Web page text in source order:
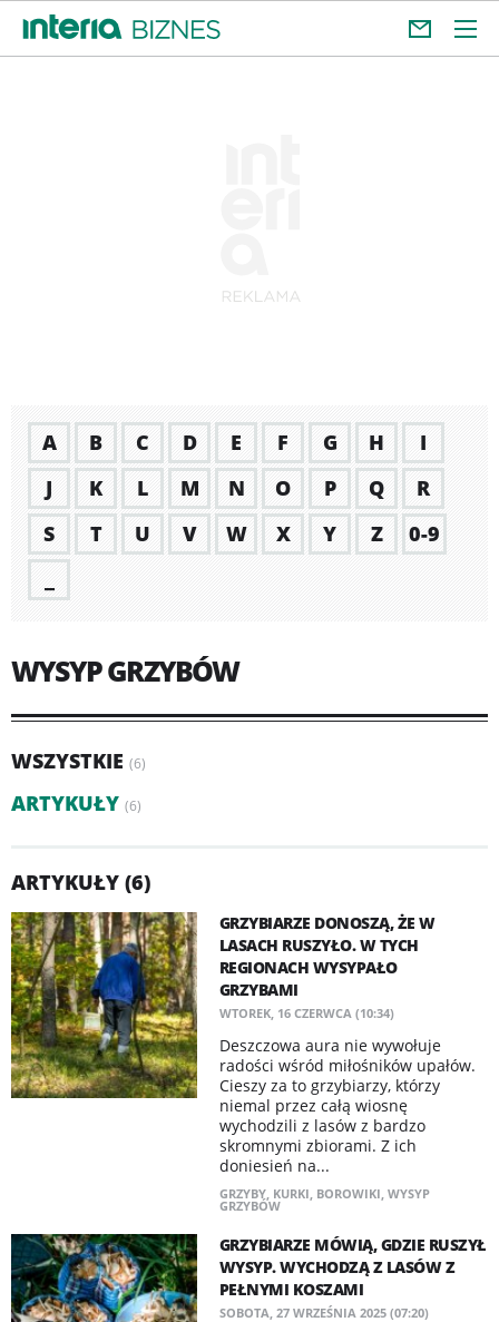
A B C D E F G H
I
J
K L M N O P Q
R
S
T U V W X Y Z
0-9
WYSYP GRZYBÓW
WSZYSTKIE (6)
ARTYKUŁY (6)
ARTYKUŁY (6)
GRZYBIARZE DONOSZĄ, ŻE W
LASACH RUSZYŁO. W TYCH
REGIONACH WYSYPAŁO
GRZYBAMI
WTOREK, 16 CZERWCA (10:34)
Deszczowa aura nie wywołuje
radości wśród miłośników upałów.
Cieszy za to grzybiarzy, którzy
niemal przez całą wiosnę
wychodzili z lasów z bardzo
skromnymi zbiorami. Z ich
doniesień na...
GRZYBY, KURKI, BOROWIKI, WYSYP
GRZYBÓW
GRZYBIARZE MÓWIĄ, GDZIE RUSZYŁ
WYSYP. WYCHODZĄ Z LASÓW Z
PEŁNYMI KOSZAMI
SOBOTA, 27 WRZEŚNIA 2025 (07:20)